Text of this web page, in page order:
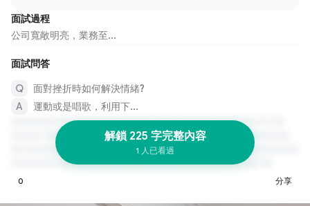
面試過程
公司寬敞明亮，業務至...
面試問答
面對挫折時如何解決情緒?
運動或是唱歌，利用下...
解鎖 225 字完整內容
1 人已看過
0 分享